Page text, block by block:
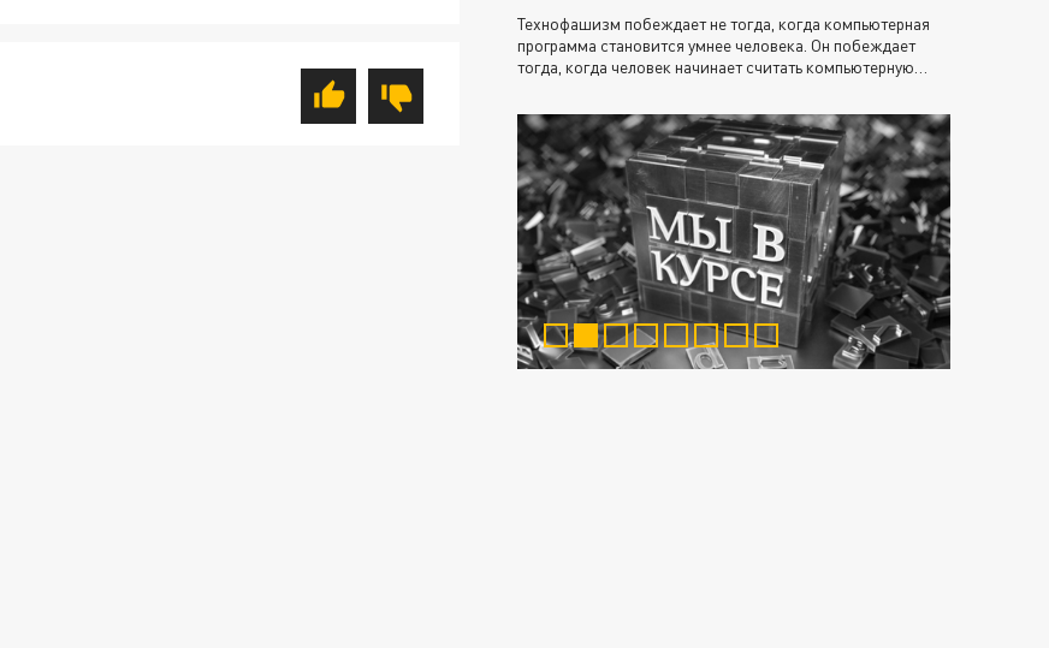
Технофашизм побеждает не тогда, когда компьютерная
программа становится умнее человека. Он побеждает
тогда, когда человек начинает считать компьютерную